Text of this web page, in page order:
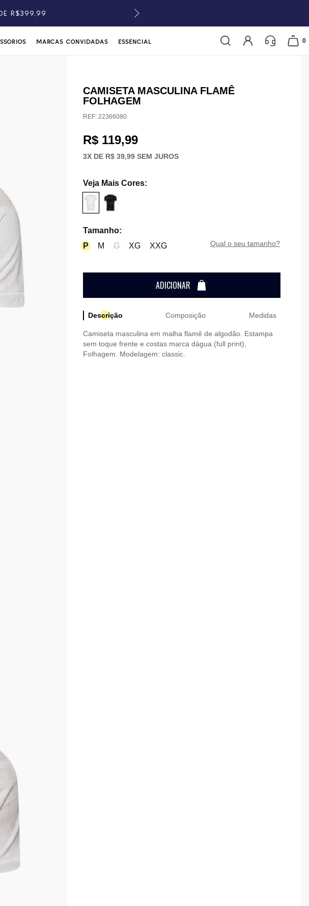
R$399,99
MARCAS CONVIDADAS ESSENCIAL 0
CAMISETA MASCULINA FLAMÊ
FOLHAGEM
REF: 22366080
R$ 119,99
3X DE R$ 39,99SEM JUROS
Veja Mais Cores:
Tamanho:
P
M G XG XXG qual o seu tamanho?
ADICIONAR
Descrição Composição Medidas
Camiseta masculina em malha flamê de algodão. Estampa
sem toque frente e costas marca dágua (full print),
Folhagem. Modelagem: classic.